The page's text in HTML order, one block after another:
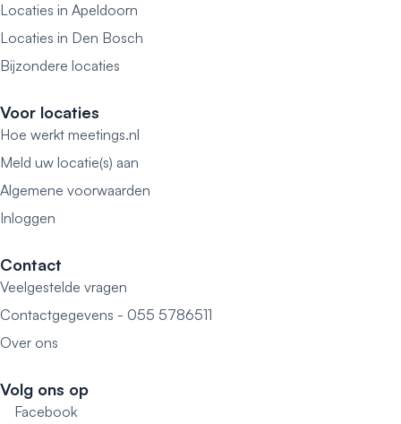
Locaties in Apeldoorn
Locaties in Den Bosch
Bijzondere locaties
Voor locaties
Hoe werkt meetings.nl
Meld uw locatie(s) aan
Algemene voorwaarden
Inloggen
Contact
Veelgestelde vragen
Contactgegevens - 055 5786511
Over ons
Volg ons op
Facebook